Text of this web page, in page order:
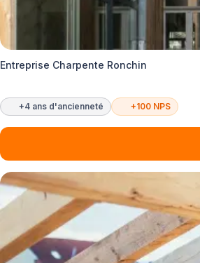
Entreprise Charpente Ronchin
+4 ans d'ancienneté +100 NPS